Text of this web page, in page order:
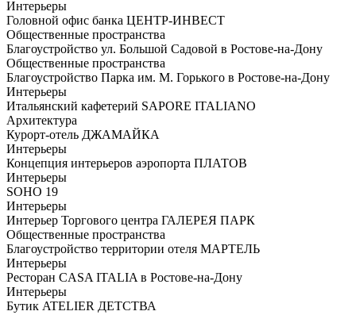
Интерьеры
Головной офис банка ЦЕНТР-ИНВЕСТ
Общественные пространства
Благоустройство ул. Большой Садовой в Ростове-на-Дону
Общественные пространства
Благоустройство Парка им. М. Горького в Ростове-на-Дону
Интерьеры
Итальянский кафетерий SAPORE ITALIANO
Архитектура
Курорт-отель ДЖАМАЙКА
Интерьеры
Концепция интерьеров аэропорта ПЛАТОВ
Интерьеры
SOHO 19
Интерьеры
Интерьер Торгового центра ГАЛЕРЕЯ ПАРК
Общественные пространства
Благоустройство территории отеля МАРТЕЛЬ
Интерьеры
Ресторан CASA ITALIA в Ростове-на-Дону
Интерьеры
Бутик ATELIER ДЕТСТВА